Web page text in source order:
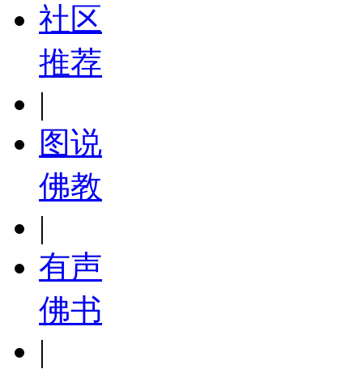
社区
推荐
|
图说
佛教
|
有声
佛书
|